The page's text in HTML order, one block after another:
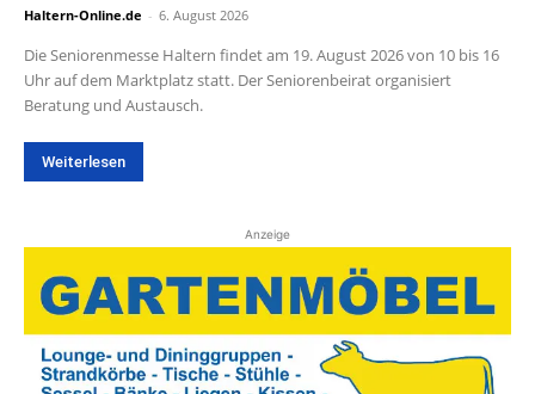
Haltern-Online.de - 6. August 2026
Die Seniorenmesse Haltern findet am 19. August 2026 von 10 bis 16
Uhr auf dem Marktplatz statt. Der Seniorenbeirat organisiert
Beratung und Austausch.
Weiterlesen
Anzeige